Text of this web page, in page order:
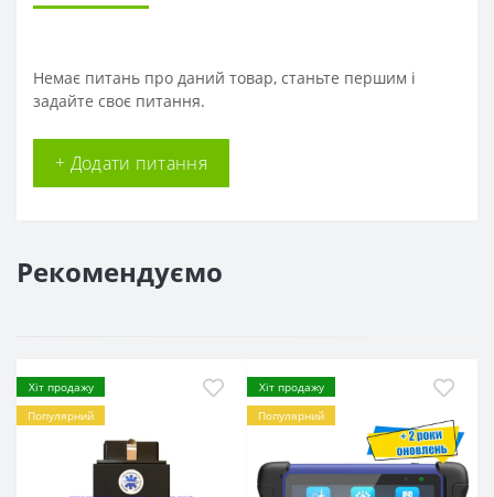
Немає питань про даний товар, станьте першим і
задайте своє питання.
+ Додати питання
Рекомендуємо
Хіт продажу
Популярний
Хіт продажу
Популярний